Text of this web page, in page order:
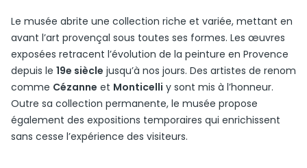
Le musée abrite une collection riche et variée, mettant en
avant l’art provençal sous toutes ses formes. Les œuvres
exposées retracent l’évolution de la peinture en Provence
depuis le 19e siècle jusqu’à nos jours. Des artistes de renom
comme Cézanne et Monticelli y sont mis à l’honneur.
Outre sa collection permanente, le musée propose
également des expositions temporaires qui enrichissent
sans cesse l’expérience des visiteurs.